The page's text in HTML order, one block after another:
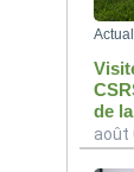
de
août